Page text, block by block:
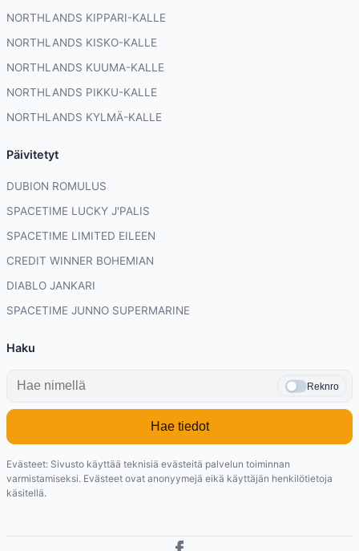
NORTHLANDS KIPPARI-KALLE
NORTHLANDS KISKO-KALLE
NORTHLANDS KUUMA-KALLE
NORTHLANDS PIKKU-KALLE
NORTHLANDS KYLMÄ-KALLE
Päivitetyt
DUBION ROMULUS
SPACETIME LUCKY J'PALIS
SPACETIME LIMITED EILEEN
CREDIT WINNER BOHEMIAN
DIABLO JANKARI
SPACETIME JUNNO SUPERMARINE
Haku
Reknro
Hae tiedot
Evästeet: Sivusto käyttää teknisiä evästeitä palvelun toiminnan
varmistamiseksi. Evästeet ovat anonyymejä eikä käyttäjän henkilötietoja
käsitellä.